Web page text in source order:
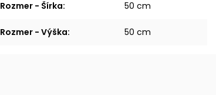
Rozmer - Šírka: 50 cm
Rozmer - Výška: 50 cm